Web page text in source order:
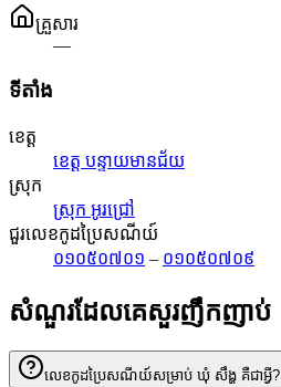
គ្រួសារ
—
ទីតាំង
ខេត្ត
ខេត្ត បន្ទាយមានជ័យ
ស្រុក
ស្រុក អូរជ្រៅ
ជួរលេខកូដប្រៃសណីយ៍
០១០៥០៧០១ – ០១០៥០៧០៩
សំណួរដែលគេសួរញឹកញាប់
លេខកូដប្រៃសណីយ៍សម្រាប់ ឃុំ សឹង្ហ គឺជាអ្វី?